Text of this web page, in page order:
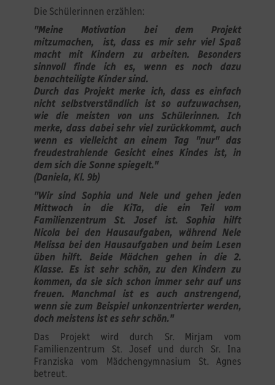
Die Schülerinnen erzählen:
"Meine Motivation bei dem Projekt
mitzumachen, ist, dass es mir sehr viel Spaß
macht mit Kindern zu arbeiten. Besonders
sinnvoll finde ich es, wenn es noch dazu
benachteiligte Kinder sind.
Durch das Projekt merke ich, dass es einfach
nicht selbstverständlich ist so aufzuwachsen,
wie die meisten von uns Schülerinnen. Ich
merke, dass dabei sehr viel zurückkommt, auch
wenn es vielleicht an einem Tag "nur" das
freudestrahlende Gesicht eines Kindes ist, in
dem sich die Sonne spiegelt."
(Daniela, Kl. 9b)
"Wir sind Sophia und Nele und gehen jeden
Mittwoch in die KiTa, die ein Teil vom
Familienzentrum St. Josef ist. Sophia hilft
Nicola bei den Hausaufgaben, während Nele
Melissa bei den Hausaufgaben und beim Lesen
üben hilft. Beide Mädchen gehen in die 2.
Klasse. Es ist sehr schön, zu den Kindern zu
kommen, da sie sich schon immer sehr auf uns
freuen. Manchmal ist es auch anstrengend,
wenn sie zum Beispiel unkonzentrierter werden,
doch meistens ist es sehr schön."
Das Projekt wird durch Sr. Mirjam vom
Familienzentrum St. Josef und durch Sr. Ina
Franziska vom Mädchengymnasium St. Agnes
betreut.